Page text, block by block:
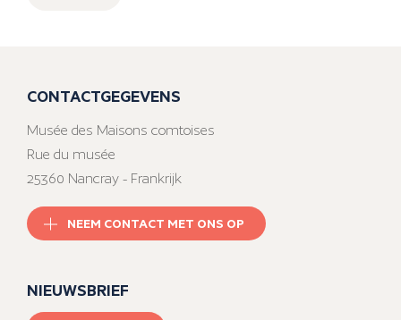
CONTACTGEGEVENS
Musée des Maisons comtoises
Rue du musée
25360 Nancray - Frankrijk
NEEM CONTACT MET ONS OP
NIEUWSBRIEF